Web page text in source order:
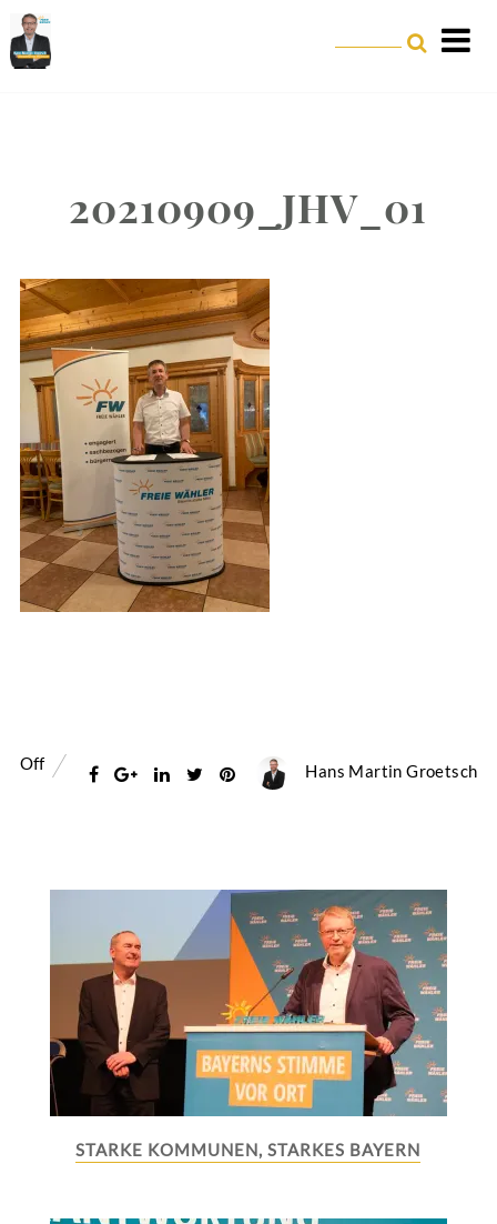
20210909_JHV_01
Off Hans Martin Groetsch
STARKE KOMMUNEN, STARKES BAYERN